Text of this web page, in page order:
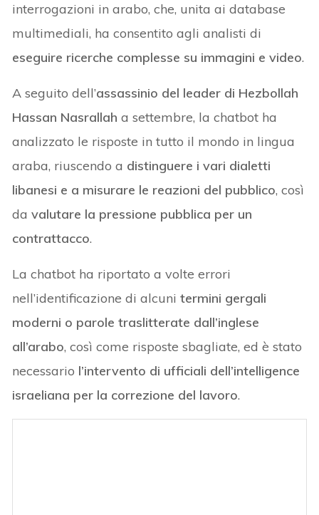
interrogazioni in arabo, che, unita ai database
multimediali, ha consentito agli analisti di
eseguire ricerche complesse su immagini e video.
A seguito dell’assassinio del leader di Hezbollah
Hassan Nasrallaha settembre, la chatbot ha
analizzato le risposte in tutto il mondo in lingua
araba, riuscendo a distinguere i vari dialetti
libanesi e a misurare le reazioni del pubblico, così
davalutare la pressione pubblica per un
contrattacco.
La chatbot ha riportato a volte errori
nell’identificazione di alcunitermini gergali
moderni o parole traslitterate dall’inglese
all’arabo, così come risposte sbagliate, ed è stato
necessario l’intervento di ufficiali dell’intelligence
israeliana per la correzione del lavoro.